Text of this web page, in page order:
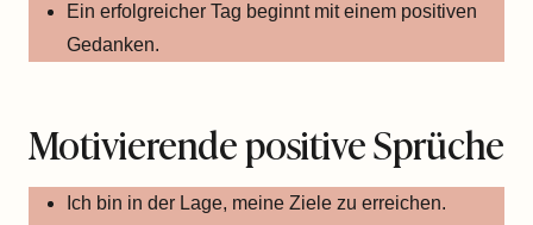
Ein erfolgreicher Tag beginnt mit einem positiven
Gedanken.
Motivierende positive Sprüche
Ich bin in der Lage, meine Ziele zu erreichen.